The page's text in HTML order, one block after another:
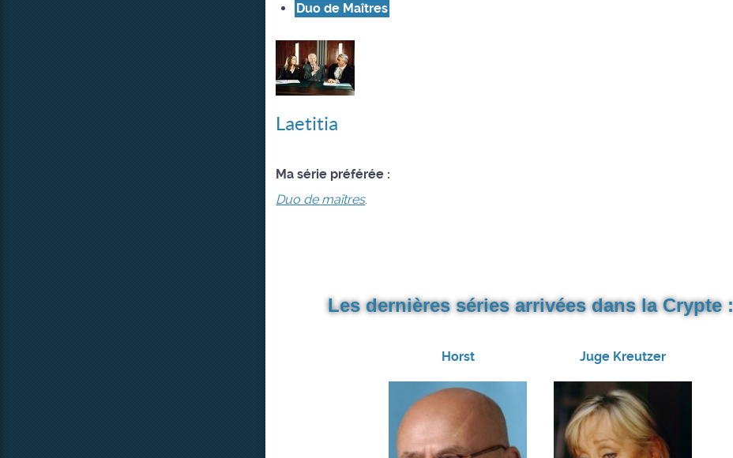
Duo de Maîtres
Laetitia
Ma série préférée :
Duo de maîtres.
Les dernières séries arrivées dans la Crypte :
Horst Juge Kreutzer